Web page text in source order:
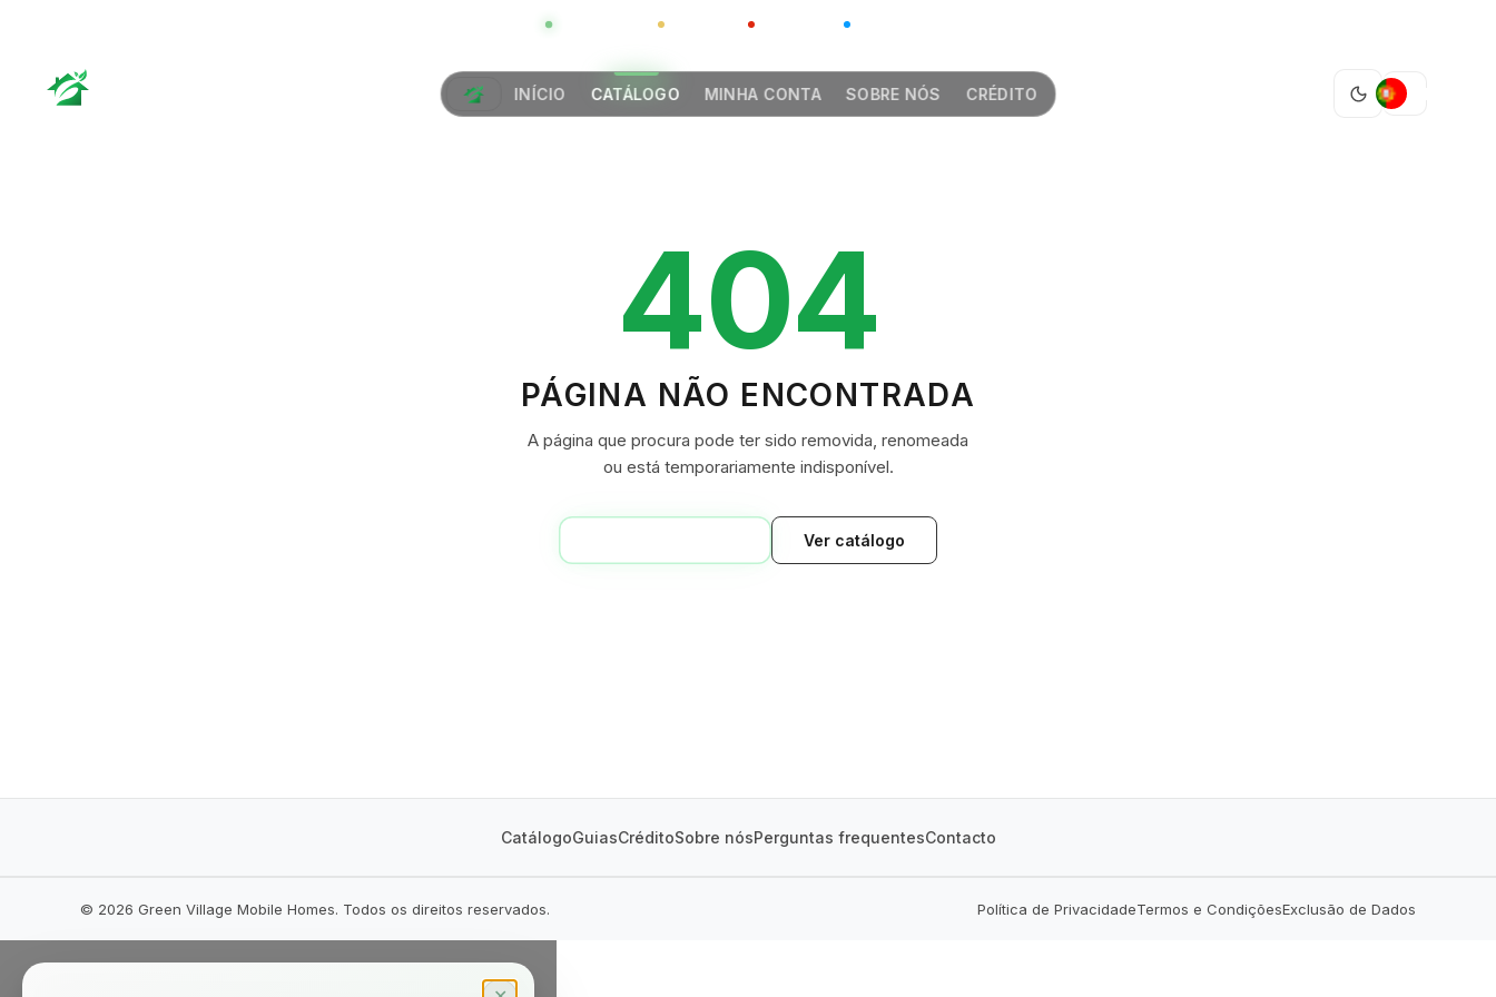
GLOBAL CHINA
INÍCIO CATÁLOGO MINHA CONTA SOBRE NÓS CRÉDITO
GREEN VILLAGE
404
PÁGINA NÃO ENCONTRADA
A página que procura pode ter sido removida, renomeada
ou está temporariamente indisponível.
Ver catálogo
CatálogoGuiasCréditoSobre nósPerguntas frequentesContacto
© 2026 Green Village Mobile Homes. Todos os direitos reservados. Política de PrivacidadeTermos e CondiçõesExclusão de Dados